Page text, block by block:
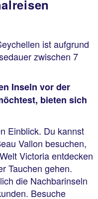
ist aufgrund
zwischen 7
Inseln vor der
bieten sich
Einblick. Du kannst
Vallon besuchen,
Victoria entdecken
Tauchen gehen.
die Nachbarinseln
Besuche